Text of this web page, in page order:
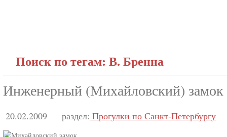
Поиск по тегам: В. Бренна
Инженерный (Михайловский) замок
20.02.2009 раздел: Прогулки по Санкт-Петербургу